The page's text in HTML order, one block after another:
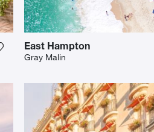
Fügen Sie das Foto meiner
East Hampton
Gray Malin